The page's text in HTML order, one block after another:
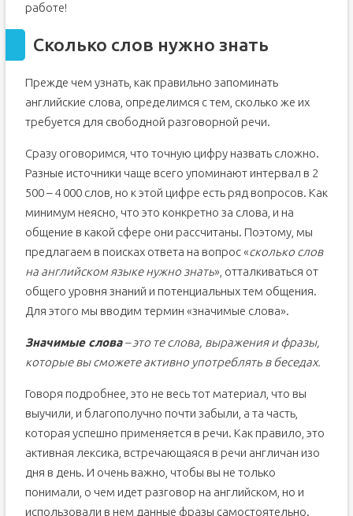
работе!
Сколько слов нужно знать
Прежде чем узнать, как правильно запоминать
английские слова, определимся с тем, сколько же их
требуется для свободной разговорной речи.
Сразу оговоримся, что точную цифру назвать сложно.
Разные источники чаще всего упоминают интервал в 2
500 – 4 000 слов, но к этой цифре есть ряд вопросов. Как
минимум неясно, что это конкретно за слова, и на
общение в какой сфере они рассчитаны. Поэтому, мы
предлагаем в поисках ответа на вопрос «сколько слов
на английском языке нужно знать», отталкиваться от
общего уровня знаний и потенциальных тем общения.
Для этого мы вводим термин «значимые слова».
Значимые слова – это те слова, выражения и фразы,
которые вы сможете активно употреблять в беседах.
Говоря подробнее, это не весь тот материал, что вы
выучили, и благополучно почти забыли, а та часть,
которая успешно применяется в речи. Как правило, это
активная лексика, встречающаяся в речи англичан изо
дня в день. И очень важно, чтобы вы не только
понимали, о чем идет разговор на английском, но и
использовали в нем данные фразы самостоятельно.